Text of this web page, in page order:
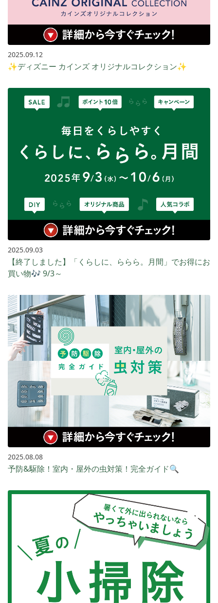
2025.09.12
✨ディズニー カインズ オリジナルコレクション✨
2025.09.03
【終了しました】「くらしに、ららら。月間」でお得にお
買い物🎶 9/3～
2025.08.08
予防&駆除！室内・屋外の虫対策！完全ガイド🔍